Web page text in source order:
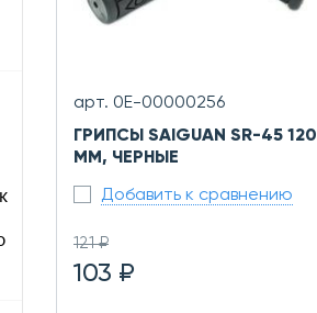
арт. 0Е-00000256
ГРИПСЫ SAIGUAN SR-45 120
ММ, ЧЕРНЫЕ
Добавить к сравнению
121 ₽
103 ₽